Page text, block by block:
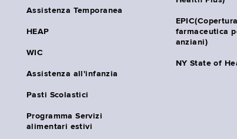
Assistenza Temporanea
HEAP
WIC
Assistenza all'infanzia
Pasti Scolastici
Programma Servizi
alimentari estivi
farmaceutica
anziani)
NY State of